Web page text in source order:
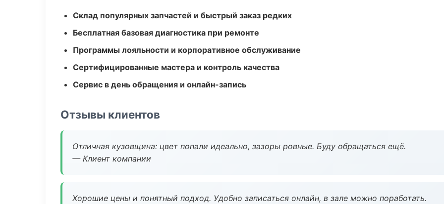
Склад популярных запчастей и быстрый заказ редких
Бесплатная базовая диагностика при ремонте
Программы лояльности и корпоративное обслуживание
Сертифицированные мастера и контроль качества
Сервис в день обращения и онлайн-запись
Отзывы клиентов
Отличная кузовщина: цвет попали идеально, зазоры ровные. Буду обращаться ещё.
— Клиент компании
Хорошие цены и понятный подход. Удобно записаться онлайн, в зале можно поработать.